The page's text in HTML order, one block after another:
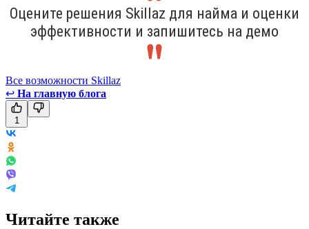
Оцените решения Skillaz для найма и оценки
эффективности и запишитесь на демо
Все возможности Skillaz
↩ На главную блога
1
Читайте также